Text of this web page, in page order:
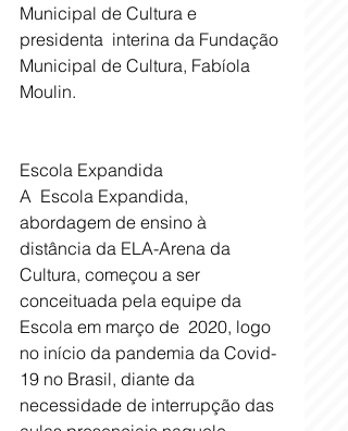
Municipal de Cultura e
presidenta  interina da Fundação
Municipal de Cultura, Fabíola
Moulin.
Escola Expandida
A  Escola Expandida,
abordagem de ensino à
distância da ELA-Arena da
Cultura, começou a ser
conceituada pela equipe da
Escola em março de  2020, logo
no início da pandemia da Covid-
19 no Brasil, diante da
necessidade de interrupção das